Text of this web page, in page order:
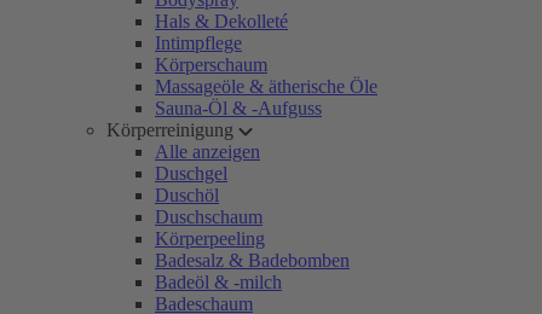
Hals & Dekolleté
Intimpflege
Körperschaum
Massageöle & ätherische Öle
Sauna-Öl & -Aufguss
Körperreinigung
Alle anzeigen
Duschgel
Duschöl
Duschschaum
Körperpeeling
Badesalz & Badebomben
Badeöl & -milch
Badeschaum